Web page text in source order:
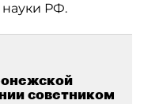
науки РФ.
советником